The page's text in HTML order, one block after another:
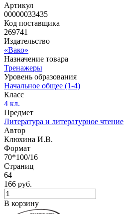
Артикул
00000033435
Код поставщика
269741
Издательство
«Вако»
Назначение товара
Тренажеры
Уровень образования
Начальное общее (1-4)
Класс
4 кл.
Предмет
Литература и литературное чтение
Автор
Клюхина И.В.
Формат
70*100/16
Страниц
64
166 руб.
В корзину